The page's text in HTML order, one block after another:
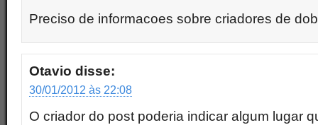
Preciso de informacoes sobre criadores de
Otavio disse:
30/01/2012 às 22:08
O criador do post poderia indicar algum lugar